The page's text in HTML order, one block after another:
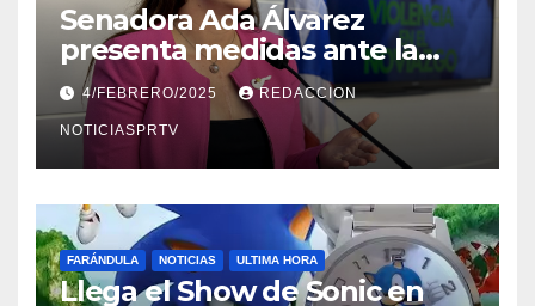
Senadora Ada Álvarez
presenta medidas ante la
violencia en el noviazgo
4/FEBRERO/2025 REDACCION
NOTICIASPRTV
FARÁNDULA NOTICIAS ULTIMA HORA
Llega el Show de Sonic en